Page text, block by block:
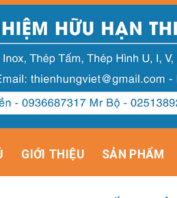
GIỚI THIỆU SẢN PHẨM